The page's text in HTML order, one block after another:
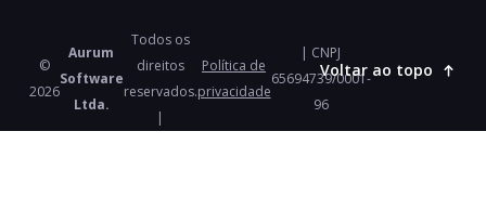
©
2026
Aurum
Software
Ltda.
Todos os
direitos
reservados.
|
Política de
privacidade
| CNPJ
65694739/0001-
96
Voltar ao topo